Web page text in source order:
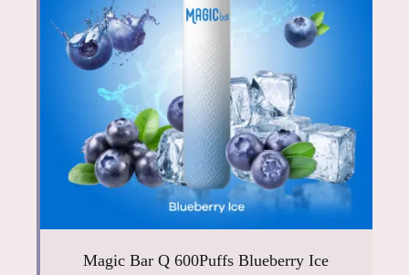
Magic Bar Q 600Puffs Blueberry Ice